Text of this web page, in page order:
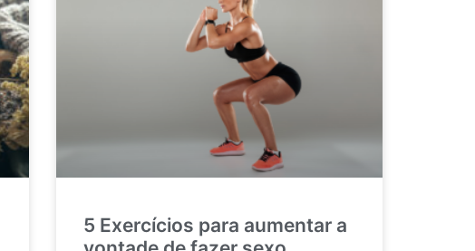
5 Exercícios para aumentar a